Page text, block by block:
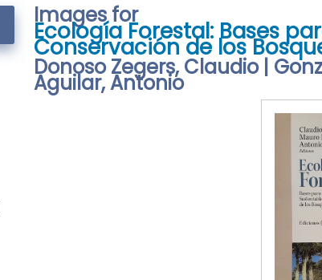
Images for
Ecología Forestal: Bases
Conservación de los
Donoso Zegers, Claudio |
Aguilar, Antonio